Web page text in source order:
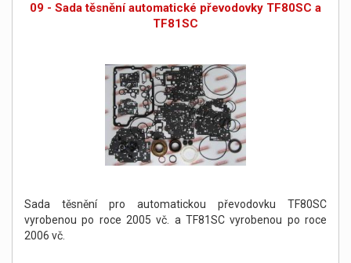
09 - Sada těsnění automatické převodovky TF80SC a
TF81SC
Sada těsnění pro automatickou převodovku TF80SC
vyrobenou po roce 2005 vč. a TF81SC vyrobenou po roce
2006 vč.